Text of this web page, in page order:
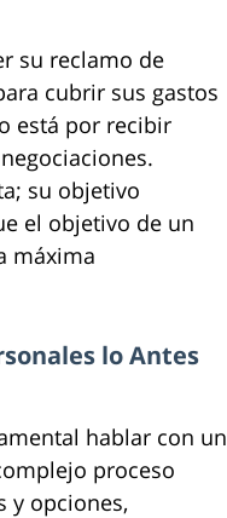
su reclamo de
cubrir sus gastos
está por recibir
su objetivo
el objetivo de un
máxima
lo Antes
hablar con un
proceso
y opciones,